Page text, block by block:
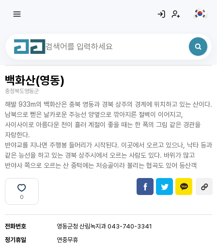
최근 검색어
백화산(영동)
충청북도영동군
해발 933m의 백화산은 충북 영동과 경북 상주의 경계에 위치하고 있는 산이다.
남북으로 뻗은 날카로운 주능선 양옆으로 깎아지른 절벽이 이어지고,
사이사이로 아름다운 천이 흘러 계절이 좋을 때는 한 폭의 그림 같은 경관을
자랑한다.
반야교를 지나면 주행봉 들머리가 시작된다. 이곳에서 오르고 있으나, 낙타 등과
같은 능선을 하고 있는 경북 상주시에서 오르는 사람도 있다. 바위가 많고
반야사 쪽으로 오르는 산 중턱에는 저승골이라 불리는 협곡도 있어 등산객
0
전화번호
영동군청 산림녹지과 043-740-3341
정기휴일
연중무휴